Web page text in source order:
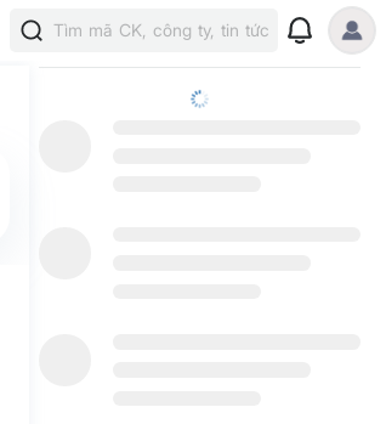
Tìm mã CK, công ty, tin tức